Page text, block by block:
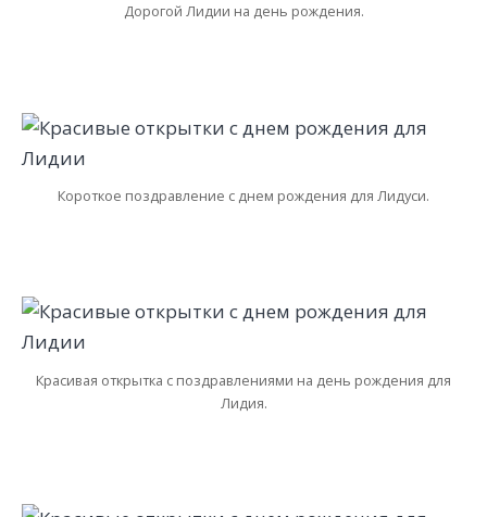
Дорогой Лидии на день рождения.
Короткое поздравление с днем рождения для Лидуси.
Красивая открытка с поздравлениями на день рождения для
Лидия.